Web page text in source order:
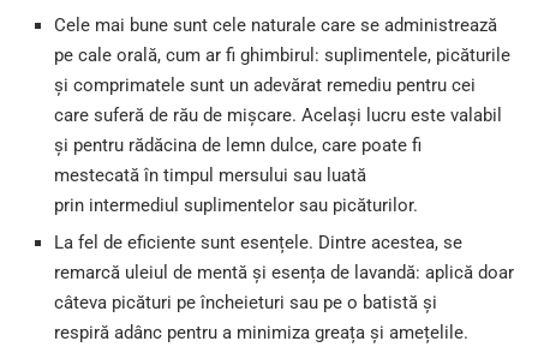
Cele mai bune sunt cele naturale care se administrează
pe cale orală, cum ar fi ghimbirul: suplimentele, picăturile
și comprimatele sunt un adevărat remediu pentru cei
care suferă de rău de mișcare. Același lucru este valabil
și pentru rădăcina de lemn dulce, care poate fi
mestecată în timpul mersului sau luată
prin intermediul suplimentelor sau picăturilor.
La fel de eficiente sunt esențele. Dintre acestea, se
remarcă uleiul de mentă și esența de lavandă: aplică doar
câteva picături pe încheieturi sau pe o batistă și
respiră adânc pentru a minimiza greața și amețelile.